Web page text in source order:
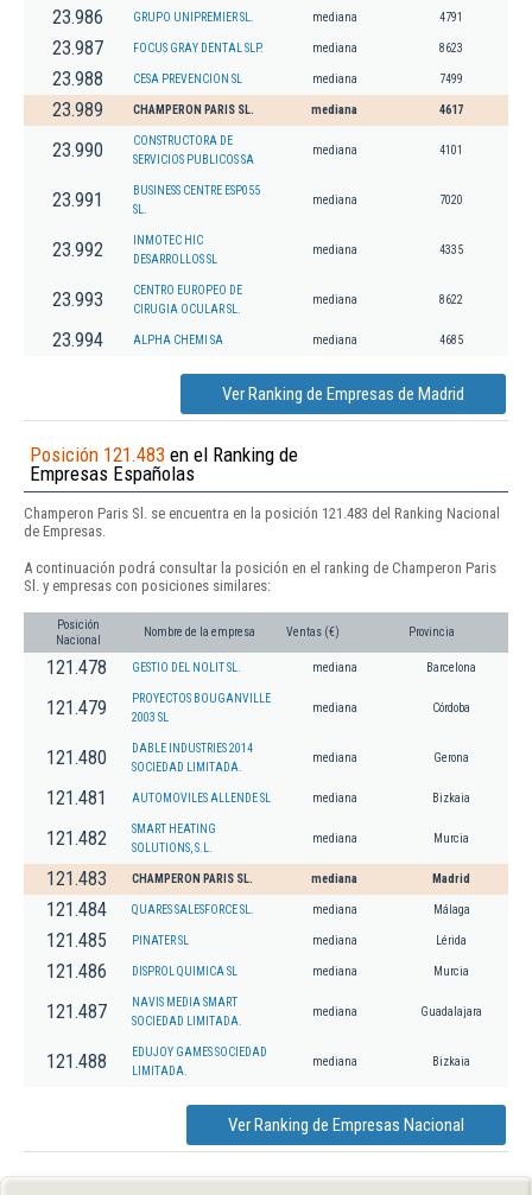
23.986 GRUPO UNIPREMIER SL. mediana 4791
23.987 FOCUS GRAY DENTAL SLP. mediana 8623
23.988 CESA PREVENCION SL mediana 7499
23.989 CHAMPERON PARIS SL. mediana 4617
23.990
CONSTRUCTORA DE
SERVICIOS PUBLICOS SA
mediana 4101
23.991
BUSINESS CENTRE ESP055
SL.
mediana 7020
23.992
INMOTEC HIC
DESARROLLOS SL
mediana 4335
23.993
CENTRO EUROPEO DE
CIRUGIA OCULAR SL.
mediana 8622
23.994 ALPHA CHEMI SA mediana 4685
Ver Ranking de Empresas de Madrid
Posición 121.483 en el Ranking de
Empresas Españolas
Champeron Paris Sl. se encuentra en la posición 121.483 del Ranking Nacional
de Empresas.
A continuación podrá consultar la posición en el ranking de Champeron Paris
Sl. y empresas con posiciones similares:
Posición
Nacional
Nombre de la empresa Ventas (€) Provincia
121.478 GESTIO DEL NOLIT SL. mediana Barcelona
121.479
PROYECTOS BOUGANVILLE
2003 SL
mediana Córdoba
121.480
DABLE INDUSTRIES 2014
SOCIEDAD LIMITADA.
mediana Gerona
121.481 AUTOMOVILES ALLENDE SL mediana Bizkaia
121.482
SMART HEATING
SOLUTIONS, S.L.
mediana Murcia
121.483 CHAMPERON PARIS SL. mediana Madrid
121.484 QUARES SALESFORCE SL. mediana Málaga
121.485 PINATER SL mediana Lérida
121.486 DISPROL QUIMICA SL mediana Murcia
121.487
NAVIS MEDIA SMART
SOCIEDAD LIMITADA.
mediana Guadalajara
121.488
EDUJOY GAMES SOCIEDAD
LIMITADA.
mediana Bizkaia
Ver Ranking de Empresas Nacional